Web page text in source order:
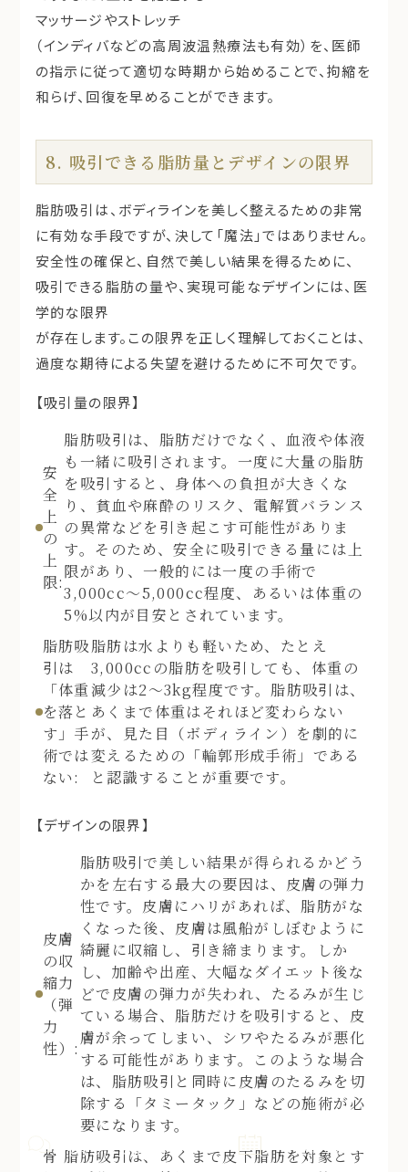
施術や費用などのお悩みを回答
AIチャットで相談する
無料カウンセリング・施術予約
予約する
マッサージやストレッチ
（インディバなどの高周波温熱療法も有効）を、医師
の指示に従って適切な時期から始めることで、拘縮を
和らげ、回復を早めることができます。
8. 吸引できる脂肪量とデザインの限界
脂肪吸引は、ボディラインを美しく整えるための非常
に有効な手段ですが、決して「魔法」ではありません。
安全性の確保と、自然で美しい結果を得るために、
吸引できる脂肪の量や、実現可能なデザインには、医
学的な限界
が存在します。この限界を正しく理解しておくことは、
過度な期待による失望を避けるために不可欠です。
【吸引量の限界】
安
全
上
の
上
限:
脂肪吸引は、脂肪だけでなく、血液や体液
も一緒に吸引されます。一度に大量の脂肪
を吸引すると、身体への負担が大きくな
り、貧血や麻酔のリスク、電解質バランス
の異常などを引き起こす可能性がありま
す。そのため、安全に吸引できる量には上
限があり、一般的には一度の手術で
3,000cc〜5,000cc程度、あるいは体重の
5%以内が目安とされています。
脂肪吸
引は
「体重
を落と
す」手
術では
ない:
脂肪は水よりも軽いため、たとえ
3,000ccの脂肪を吸引しても、体重の
減少は2〜3kg程度です。脂肪吸引は、
あくまで体重はそれほど変わらない
が、見た目（ボディライン）を劇的に
変えるための「輪郭形成手術」である
と認識することが重要です。
【デザインの限界】
皮膚
の収
縮力
（弾
力
性）:
脂肪吸引で美しい結果が得られるかどう
かを左右する最大の要因は、皮膚の弾力
性です。皮膚にハリがあれば、脂肪がな
くなった後、皮膚は風船がしぼむように
綺麗に収縮し、引き締まります。しか
し、加齢や出産、大幅なダイエット後な
どで皮膚の弾力が失われ、たるみが生じ
ている場合、脂肪だけを吸引すると、皮
膚が余ってしまい、シワやたるみが悪化
する可能性があります。このような場合
は、脂肪吸引と同時に皮膚のたるみを切
除する「タミータック」などの施術が必
要になります。
骨 脂肪吸引は、あくまで皮下脂肪を対象とす